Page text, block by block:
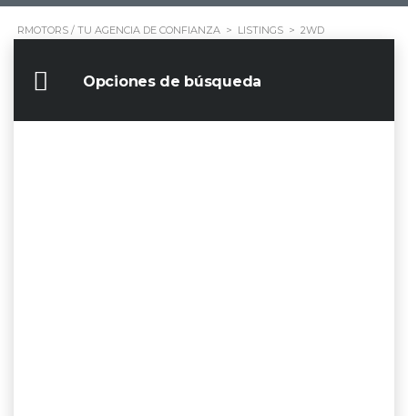
RMOTORS / TU AGENCIA DE CONFIANZA > LISTINGS > 2WD
Opciones de búsqueda